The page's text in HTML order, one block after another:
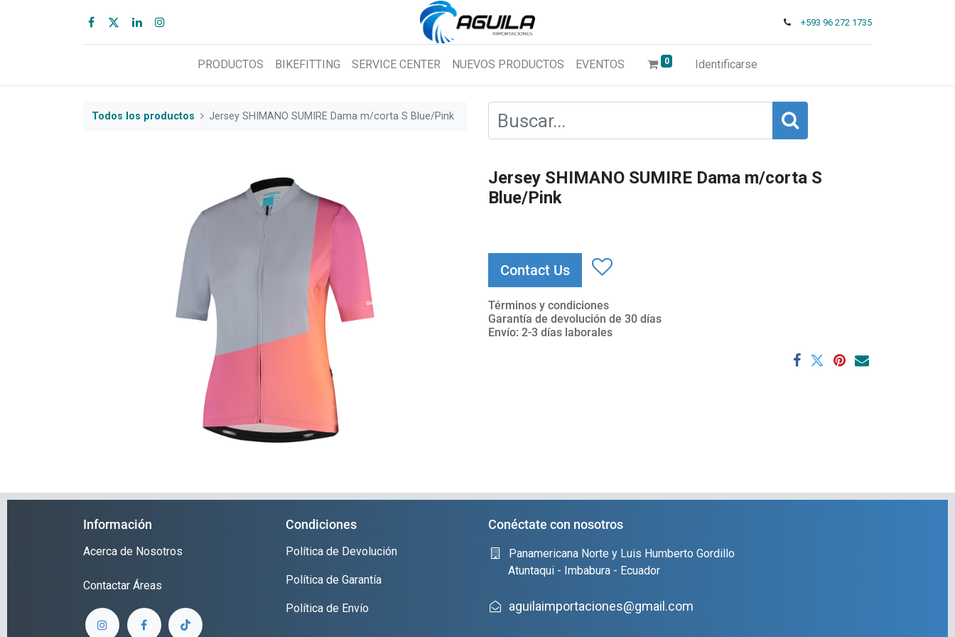
+593 96 272 1735
PRODUCTOS BIKEFITTING SERVICE CENTER NUEVOS PRODUCTOS EVENTOS 0 Identificarse
Todos los productos Jersey SHIMANO SUMIRE Dama m/corta S Blue/Pink
Jersey SHIMANO SUMIRE Dama m/corta S
Blue/Pink
Contact Us
Términos y condiciones
Garantía de devolución de 30 días
Envío: 2-3 días laborales
Información
Acerca de Nosotros
Contactar Áreas
Condiciones
Política de Devolución
Política de Garantía
Política de Envío
Conéctate con nosotros
Panamericana Norte y Luis Humberto Gordillo
Atuntaqui - Imbabura - Ecuador
aguilaimportaciones@gmail.com